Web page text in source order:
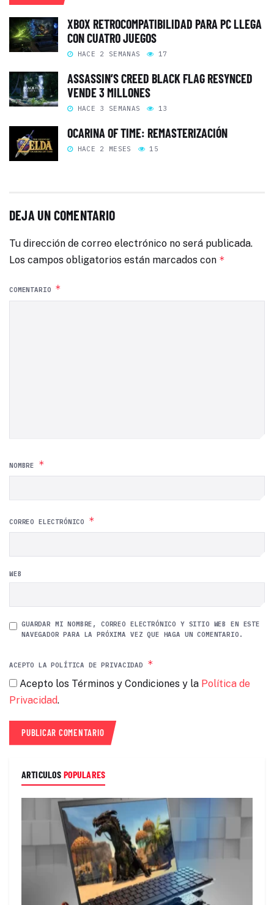
XBOX RETROCOMPATIBILIDAD PARA PC LLEGA
CON CUATRO JUEGOS
HACE 2 SEMANAS 17
ASSASSIN’S CREED BLACK FLAG RESYNCED
VENDE 3 MILLONES
HACE 3 SEMANAS 13
OCARINA OF TIME: REMASTERIZACIÓN
HACE 2 MESES 15
DEJA UN COMENTARIO
Tu dirección de correo electrónico no será publicada.
Los campos obligatorios están marcados con *
COMENTARIO *
NOMBRE *
CORREO ELECTRÓNICO *
WEB
GUARDAR MI NOMBRE, CORREO ELECTRÓNICO Y SITIO WEB EN ESTE
NAVEGADOR PARA LA PRÓXIMA VEZ QUE HAGA UN COMENTARIO.
ACEPTO LA POLÍTICA DE PRIVACIDAD *
Acepto los Términos y Condiciones y la Política de
Privacidad.
ARTICULOS POPULARES